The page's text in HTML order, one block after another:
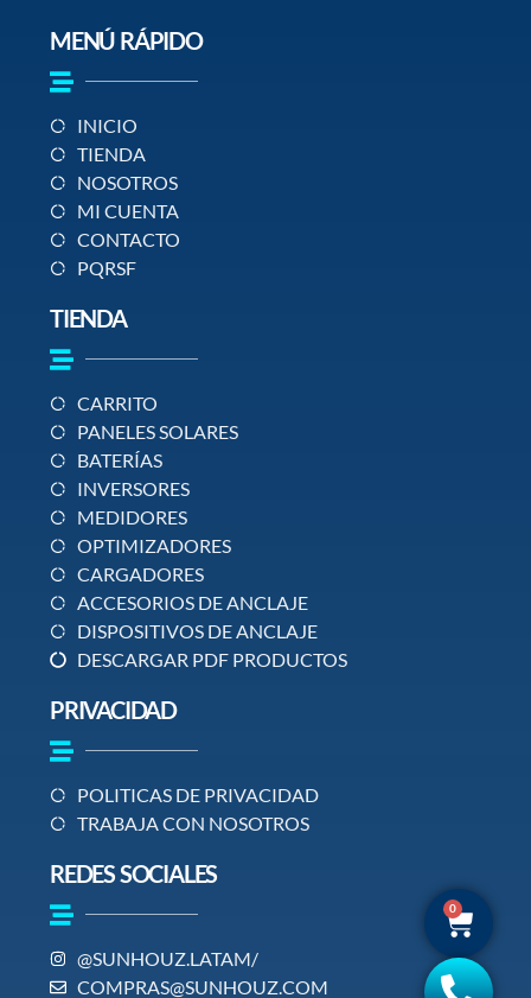
0
MENÚ RÁPIDO
INICIO
TIENDA
NOSOTROS
MI CUENTA
CONTACTO
PQRSF
TIENDA
CARRITO
PANELES SOLARES
BATERÍAS
INVERSORES
MEDIDORES
OPTIMIZADORES
CARGADORES
ACCESORIOS DE ANCLAJE
DISPOSITIVOS DE ANCLAJE
DESCARGAR PDF PRODUCTOS
PRIVACIDAD
POLITICAS DE PRIVACIDAD
TRABAJA CON NOSOTROS
REDES SOCIALES
@SUNHOUZ.LATAM/
COMPRAS@SUNHOUZ.COM